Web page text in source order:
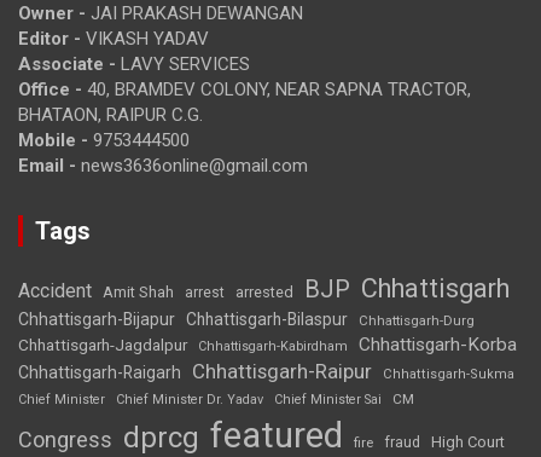
Owner - JAI PRAKASH DEWANGAN
Editor - VIKASH YADAV
Associate - LAVY SERVICES
Office - 40, BRAMDEV COLONY, NEAR SAPNA TRACTOR,
BHATAON, RAIPUR C.G.
Mobile - 9753444500
Email - news3636online@gmail.com
Tags
Accident Amit Shah arrest arrested BJP Chhattisgarh
Chhattisgarh-Bijapur Chhattisgarh-Bilaspur Chhattisgarh-Durg
Chhattisgarh-Jagdalpur Chhattisgarh-Kabirdham Chhattisgarh-Korba
Chhattisgarh-Raigarh Chhattisgarh-Raipur
Chhattisgarh-Sukma
Chief Minister
Chief Minister Dr. Yadav Chief Minister Sai CM
Congress dprcg featured fire fraud High Court